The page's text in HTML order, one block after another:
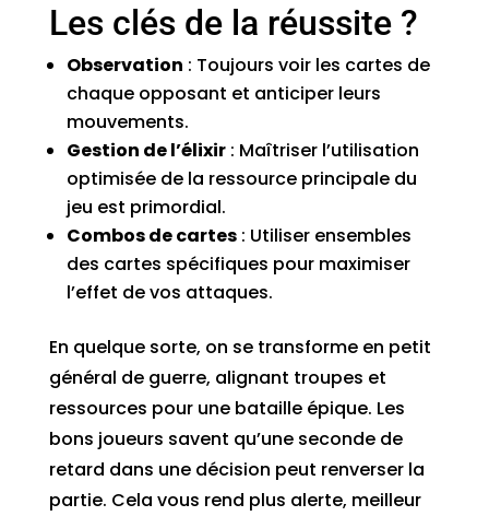
Les clés de la réussite ?
Observation : Toujours voir les cartes de
chaque opposant et anticiper leurs
mouvements.
Gestion de l’élixir: Maîtriser l’utilisation
optimisée de la ressource principale du
jeu est primordial.
Combos de cartes: Utiliser ensembles
des cartes spécifiques pour maximiser
l’effet de vos attaques.
En quelque sorte, on se transforme en petit
général de guerre, alignant troupes et
ressources pour une bataille épique. Les
bons joueurs savent qu’une seconde de
retard dans une décision peut renverser la
partie. Cela vous rend plus alerte, meilleur